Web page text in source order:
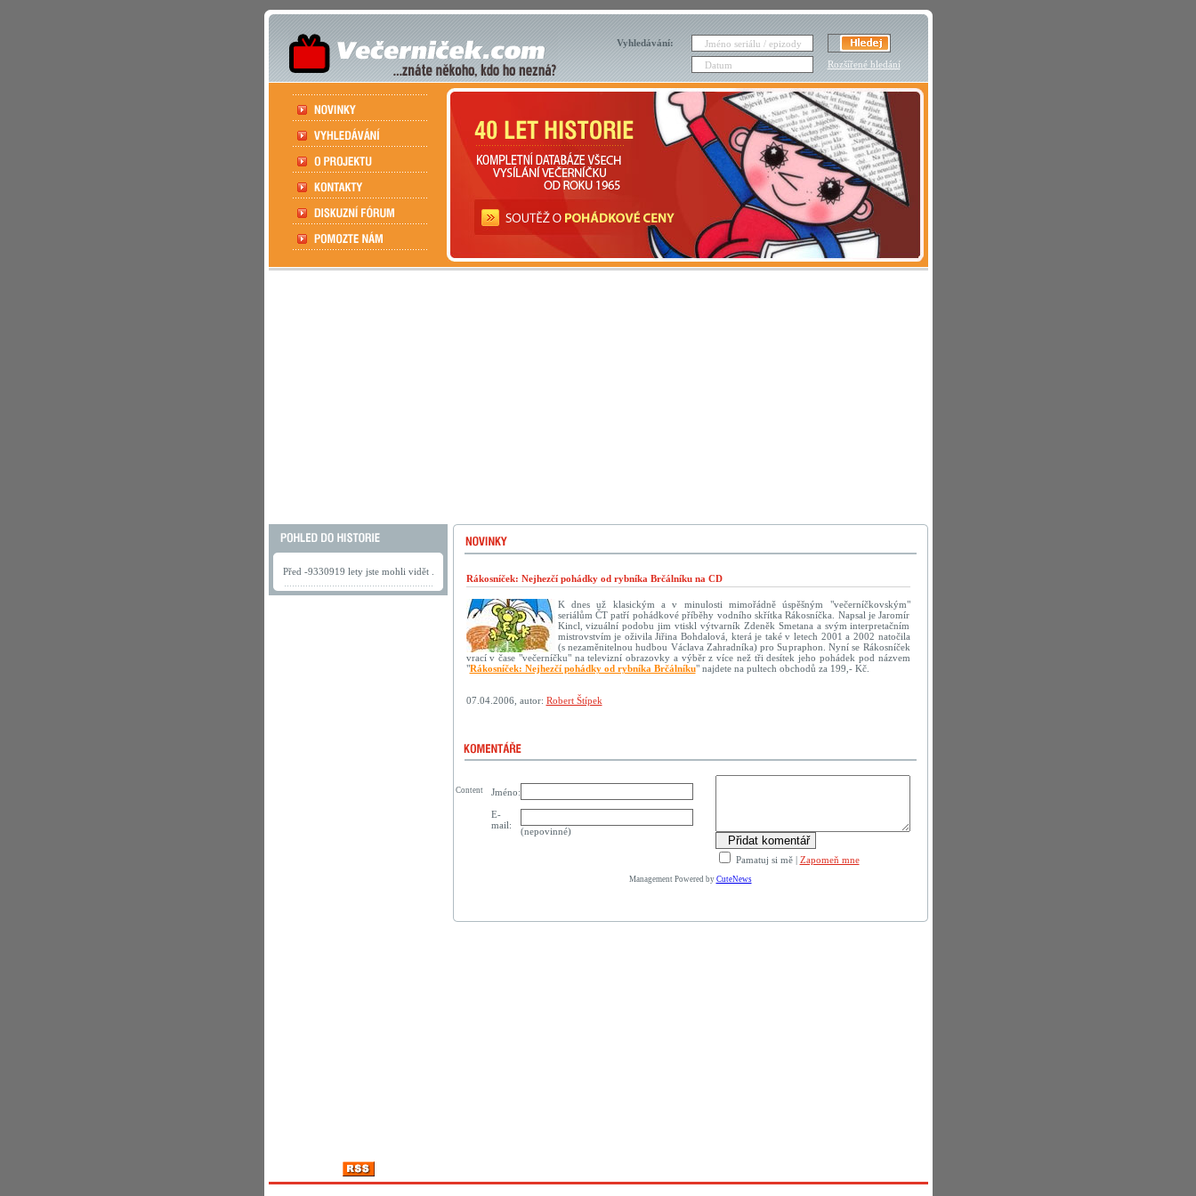
Vyhledávání:
Rozšířené hledání
Před -9330919 lety jste mohli vidět .
Rákosníček: Nejhezčí pohádky od rybníka Brčálníku na CD
K dnes už klasickým a v minulosti mimořádně úspěšným "večerníčkovským"
seriálům ČT patří pohádkové příběhy vodního skřítka Rákosníčka. Napsal je Jaromír
Kincl, vizuální podobu jim vtiskl výtvarník Zdeněk Smetana a svým interpretačním
mistrovstvím je oživila Jiřina Bohdalová, která je také v letech 2001 a 2002 natočila
(s nezaměnitelnou hudbou Václava Zahradníka) pro Supraphon. Nyní se Rákosníček
vrací v čase "večerníčku" na televizní obrazovky a výběr z více než tři desítek jeho pohádek pod názvem
"Rákosníček: Nejhezčí pohádky od rybníka Brčálníku" najdete na pultech obchodů za 199,- Kč.
07.04.2006, autor: Robert Štípek
Jméno:
Pamatuj si mě| Zapomeň mne
E-
mail:
(nepovinné)
Content
Management Powered by CuteNews